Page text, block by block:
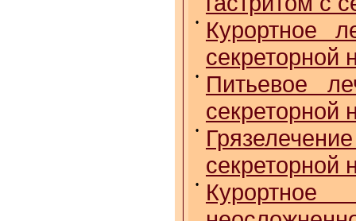
•
Курортное
секреторной
•
Питьевое
секреторной
•
секреторной
•